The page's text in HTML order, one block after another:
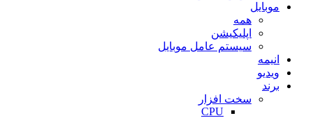
موبایل
همه
اپلیکیشن
سیستم عامل موبایل
انیمه
ویدیو
برند
سخت افزار
CPU